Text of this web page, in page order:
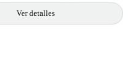
Ver detalles